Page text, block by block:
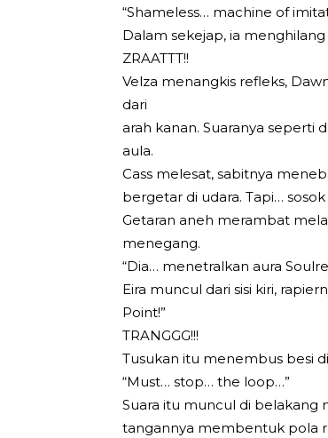
“Shameless… machine of
Dalam sekejap, ia
ZRAATTT!!
Velza menangkis refleks,
dari
arah kanan. Suaranya
aula.
Cass melesat, sabitnya
bergetar di udara. Tapi…
Getaran aneh merambat
menegang.
“Dia… menetralkan aura
Eira muncul dari sisi kiri,
Point!”
TRANGGG!!!
Tusukan itu menembus besi
“Must… stop… the loop…”
Suara itu muncul di belakang
tangannya membentuk pola